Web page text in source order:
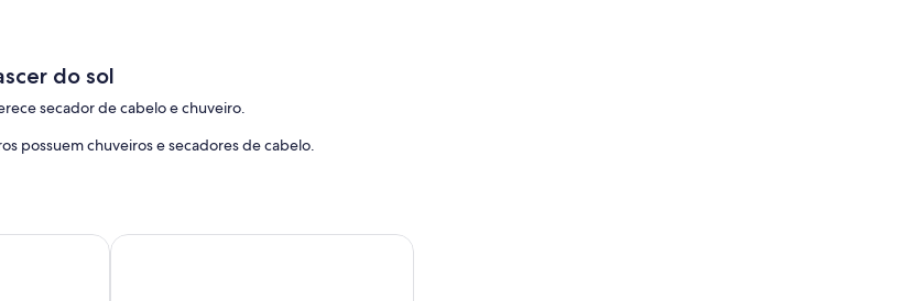
do sol
secador de cabelo e chuveiro.
possuem chuveiros e secadores de cabelo.
perto de tudo.
Sinta a natureza imerso em paz e tranquilidade
Maria Rita dos Canyons